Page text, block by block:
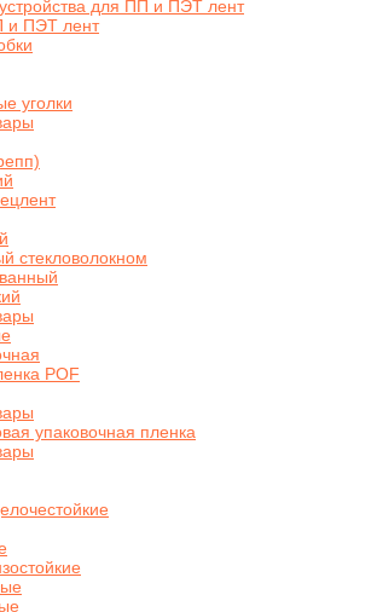
для ПП и ПЭТ лент
и ПЭТ лент
уголки
стекловолокном
POF
упаковочная пленка